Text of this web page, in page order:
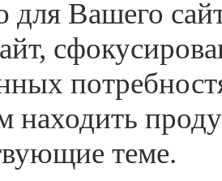
для Вашего
находить
теме.